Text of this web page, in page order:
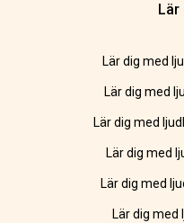
Lär
Lär dig med
Lär dig med
Lär dig med
Lär dig med
Lär dig med
Lär dig med